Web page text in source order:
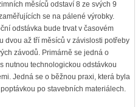
měsíců odstaví 8 ze svých 9
se na pálené výrobky.
odstávka bude trvat v časovém
dvou až tří měsíců v závislosti potřeby
závodů. Primárně se jedná o
nutnou technologickou odstávkou
Jedná se o běžnou praxi, která byla
po stavebních materiálech.